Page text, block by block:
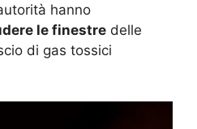
hanno
le finestre delle
di gas tossici